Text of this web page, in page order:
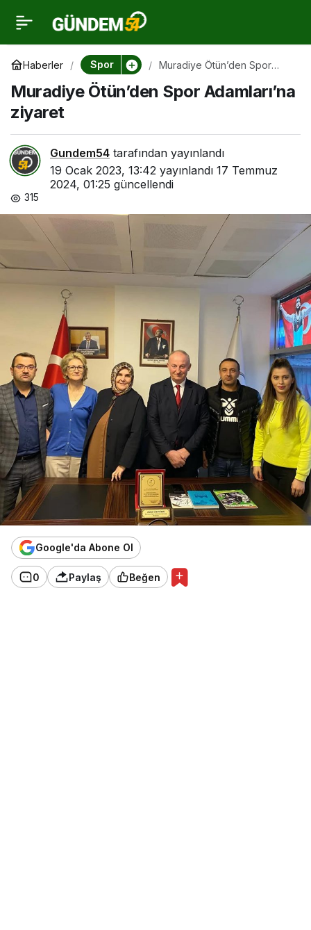
Haberler Spor
Muradiye Ötün’den Spor
Muradiye Ötün’den Spor Adamları’na
ziyaret
Gundem54 tarafından yayınlandı
19 Ocak 2023, 13:42 yayınlandı 17 Temmuz
2024, 01:25 güncellendi
315
Google'da Abone Ol
0 Paylaş Beğen
Muradiye Ötün’den Spor
Adamları’na ziyaret